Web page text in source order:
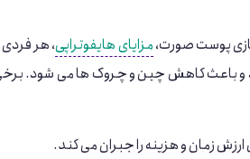
پوست صورت،مزایای هایفوتراپی، هر
و باعث کاهش چین و چروک ‌ها می ‌شود.
ارزش زمان و هزینه را جبران می ‌کند.